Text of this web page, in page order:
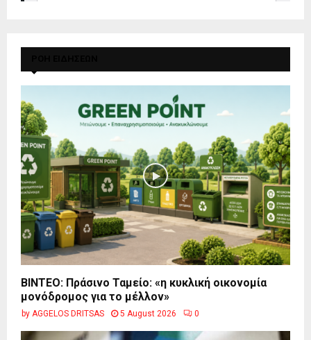
BINTEO: Πράσινο Ταμείο: «η κυκλική οικονομία
μονόδρομος για το μέλλον»
by AGGELOS DRITSAS 5 August 2026 0